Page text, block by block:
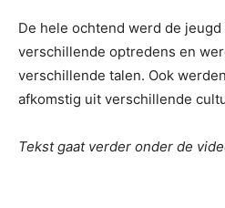
De hele ochtend werd de
verschillende optredens en
verschillende talen. Ook
afkomstig uit verschillende
Tekst gaat verder onder de